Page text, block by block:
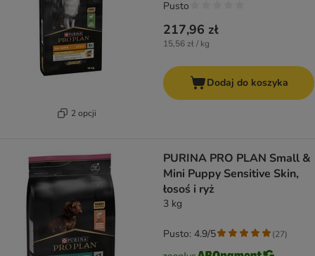
2 opcji
217,96 zł
15,56 zł / kg
Pusto
Dodaj do koszyka
PURINA PRO PLAN Small &
Mini Puppy Sensitive Skin,
łosoś i ryż
3 kg
Pusto: 4.9/5 (27)